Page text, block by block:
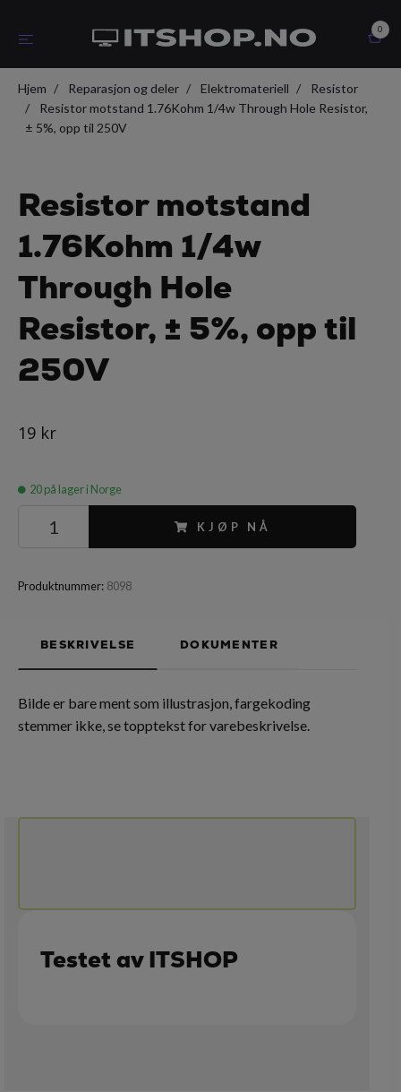
0
Hjem Reparasjon og deler Elektromateriell
Resistor
Resistor motstand 1.76Kohm 1/4w Through Hole Resistor,
± 5%, opp til 250V
Resistor motstand
1.76Kohm 1/4w
Through Hole
Resistor, ± 5%, opp til
250V
19 kr
20på lager i Norge
KJØP NÅ
Produktnummer: 8098
BESKRIVELSE DOKUMENTER
Bilde er bare ment som illustrasjon, fargekoding
stemmer ikke, se topptekst for varebeskrivelse.
Testet av ITSHOP